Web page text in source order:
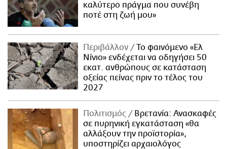
καλύτερο πράγμα που συνέβη
ποτέ στη ζωή μου»
Περιβάλλον
Το φαινόμενο «Ελ
Νίνιο» ενδέχεται να οδηγήσει 50
εκατ. ανθρώπους σε κατάσταση
οξείας πείνας πριν το τέλος του
2027
Πολιτισμός
Βρετανία: Ανασκαφές
σε πυρηνική εγκατάσταση «θα
αλλάξουν την προϊστορία»,
υποστηρίζει αρχαιολόγος